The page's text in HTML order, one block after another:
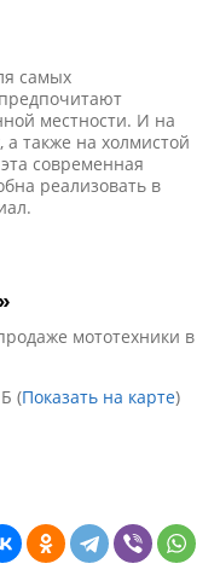
самых
местности. И на
также на холмистой
современная
реализовать в
мототехники в
(Показать на карте)